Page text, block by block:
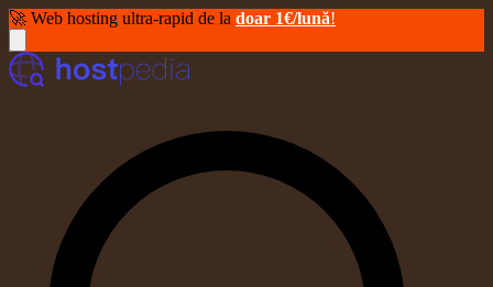
🚀 Web hosting ultra-rapid de la doar 1€/lună!